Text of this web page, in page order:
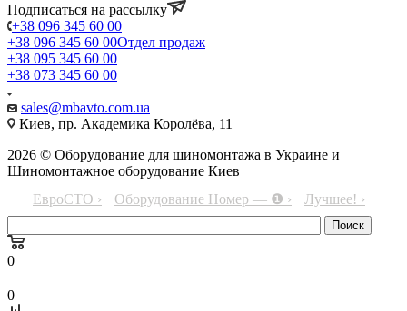
Подписаться на рассылку
+38 096 345 60 00
+38 096 345 60 00Отдел продаж
+38 095 345 60 00
+38 073 345 60 00
sales@mbavto.com.ua
Киев, пр. Академика Королёва, 11
2026 © Оборудование для шиномонтажа в Украине и
Шиномонтажное оборудование Киев
ЕвроСТО ›
Оборудование Номер — ❶ › Лучшее! ›
0
0